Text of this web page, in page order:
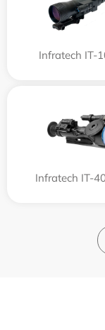
Infratech IT-
Infratech IT-